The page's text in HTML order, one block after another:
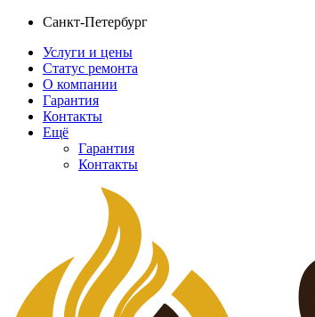
Санкт-Петербург
Услуги и цены
Статус ремонта
О компании
Гарантия
Контакты
Ещё
Гарантия
Контакты